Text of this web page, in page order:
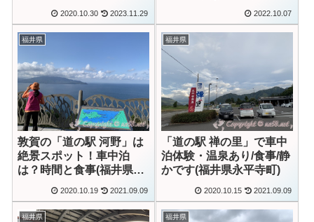
市【動画あり】
2020.10.30 2023.11.29 2022.10.07
福井県
敦賀の「道の駅 河野」は
絶景スポット！車中泊
は？時間と食事(福井県南
2020.10.19 2021.09.09
福井県
「道の駅 禅の里」で車中
泊体験・温泉あり/食事/静
かです(福井県永平寺町)
2020.10.15 2021.09.09
福井県 福井県